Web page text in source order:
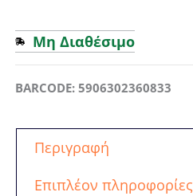
Μη Διαθέσιμο
BARCODE: 5906302360833
Περιγραφή
Επιπλέον πληροφορίες